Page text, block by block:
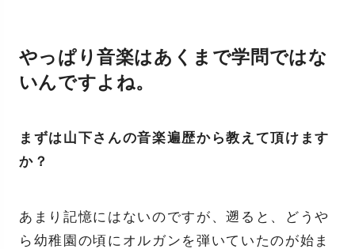
やっぱり音楽はあくまで学問ではな
いんですよね。
まずは山下さんの音楽遍歴から教えて頂けます
か？
あまり記憶にはないのですが、遡ると、どうや
ら幼稚園の頃にオルガンを弾いていたのが始ま